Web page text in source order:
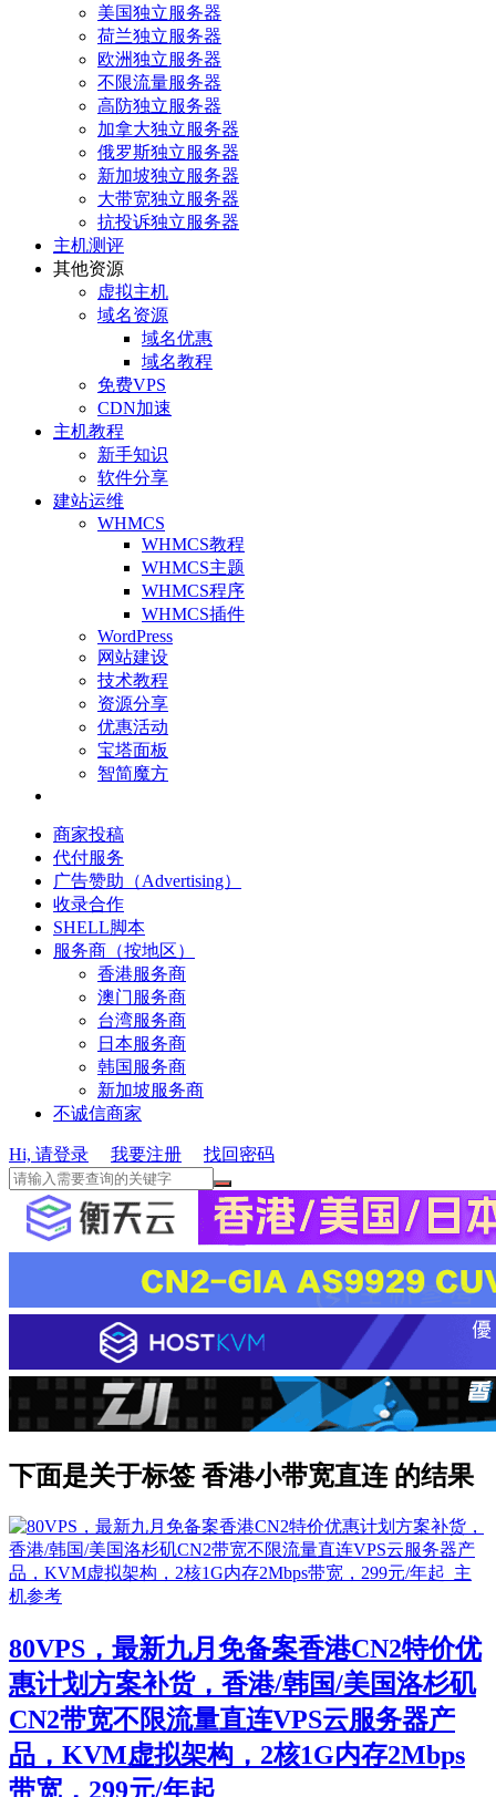
美国独立服务器
荷兰独立服务器
欧洲独立服务器
不限流量服务器
高防独立服务器
加拿大独立服务器
俄罗斯独立服务器
新加坡独立服务器
大带宽独立服务器
抗投诉独立服务器
主机测评
其他资源
虚拟主机
域名资源
域名优惠
域名教程
免费VPS
CDN加速
主机教程
新手知识
软件分享
建站运维
WHMCS
WHMCS教程
WHMCS主题
WHMCS程序
WHMCS插件
WordPress
网站建设
技术教程
资源分享
优惠活动
宝塔面板
智简魔方
商家投稿
代付服务
广告赞助（Advertising）
收录合作
SHELL脚本
服务商（按地区）
香港服务商
澳门服务商
台湾服务商
日本服务商
韩国服务商
新加坡服务商
不诚信商家
Hi, 请登录 我要注册 找回密码
下面是关于标签 香港小带宽直连 的结果
80VPS，最新九月免备案香港CN2特价优
惠计划方案补货，香港/韩国/美国洛杉矶
CN2带宽不限流量直连VPS云服务器产
品，KVM虚拟架构，2核1G内存2Mbps
带宽，299元/年起